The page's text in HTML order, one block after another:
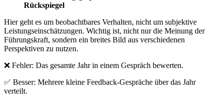
Rückspiegel
Hier geht es um beobachtbares Verhalten, nicht um subjektive
Leistungseinschätzungen. Wichtig ist, nicht nur die Meinung der
Führungskraft, sondern ein breites Bild aus verschiedenen
Perspektiven zu nutzen.
❌ Fehler: Das gesamte Jahr in einem Gespräch bewerten.
✅ Besser: Mehrere kleine Feedback-Gespräche über das Jahr
verteilt.